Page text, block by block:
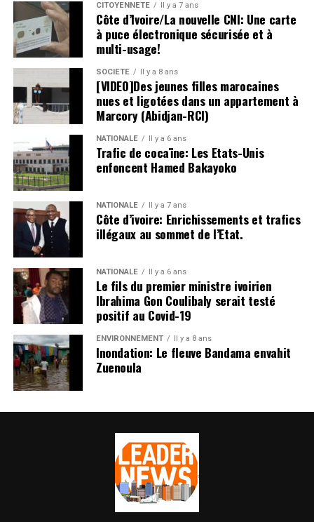
CITOYENNETÉ Il y a 7 ans
Côte d’Ivoire/La nouvelle CNI: Une carte
à puce électronique sécurisée et à
multi-usage!
SOCIETE Il y a 8 ans
[VIDEO]Des jeunes filles marocaines
nues et ligotées dans un appartement à
Marcory (Abidjan-RCI)
NATIONALE Il y a 6 ans
Trafic de cocaïne: Les Etats-Unis
enfoncent Hamed Bakayoko
NATIONALE Il y a 7 ans
Côte d’ivoire: Enrichissements et trafics
illégaux au sommet de l’Etat.
NATIONALE Il y a 6 ans
Le fils du premier ministre ivoirien
Ibrahima Gon Coulibaly serait testé
positif au Covid-19
ENVIRONNEMENT Il y a 8 ans
Inondation: Le fleuve Bandama envahit
Zuenoula